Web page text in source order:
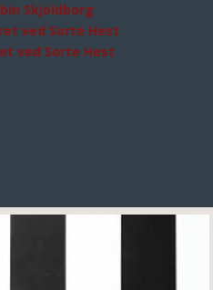
Skjoldborg
ved Sorte Hest
ved Sorte Hest